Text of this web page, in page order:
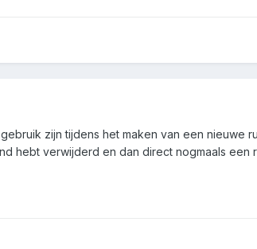
zijn tijdens het maken van een
hebt verwijderd en dan direct nogmaals een